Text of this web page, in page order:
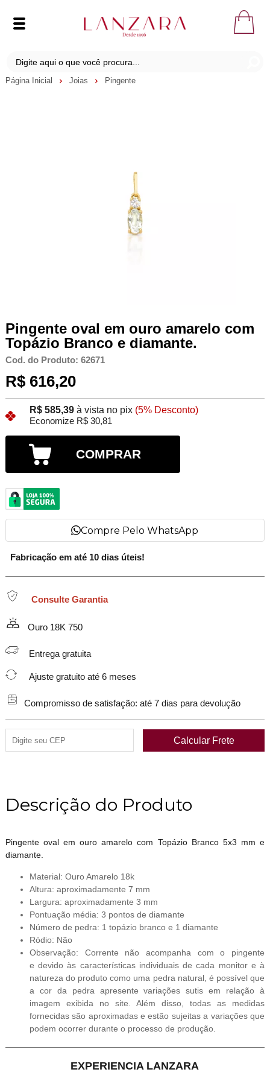
Página Inicial Joias Pingente
Pingente oval em ouro amarelo com
Topázio Branco e diamante.
Cod. do Produto: 62671
R$ 616,20
R$ 585,39 à vista no pix (5% Desconto)
Economize R$ 30,81
COMPRAR
Compre Pelo WhatsApp
Fabricação em até 10 dias úteis!
Consulte Garantia
Ouro 18K 750
Entrega gratuita
Ajuste gratuito até 6 meses
Compromisso de satisfação: até 7 dias para devolução
Descrição do Produto
Pingente oval em ouro amarelo com Topázio Branco 5x3 mm e
diamante.
Material: Ouro Amarelo 18k
Altura: aproximadamente 7 mm
Largura: aproximadamente 3 mm
Pontuação média: 3 pontos de diamante
Número de pedra: 1 topázio branco e 1 diamante
Ródio: Não
Observação: Corrente não acompanha com o pingente
e devido às características individuais de cada monitor e à
natureza do produto como uma pedra natural, é possível que
a cor da pedra apresente variações sutis em relação à
imagem exibida no site. Além disso, todas as medidas
fornecidas são aproximadas e estão sujeitas a variações que
podem ocorrer durante o processo de produção.
EXPERIENCIA LANZARA